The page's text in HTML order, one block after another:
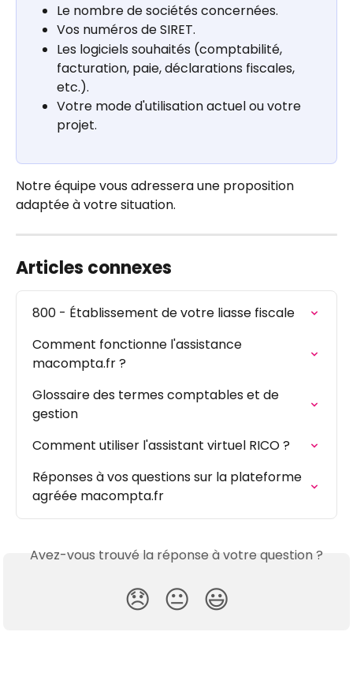
Le nombre de sociétés concernées.
Vos numéros de SIRET.
Les logiciels souhaités (comptabilité,
facturation, paie, déclarations fiscales,
etc.).
Votre mode d'utilisation actuel ou votre
projet.
Notre équipe vous adressera une proposition
adaptée à votre situation.
Articles connexes
800 - Établissement de votre liasse fiscale
Comment fonctionne l'assistance
macompta.fr ?
Glossaire des termes comptables et de
gestion
Comment utiliser l'assistant virtuel RICO ?
Réponses à vos questions sur la plateforme
agréée macompta.fr
Avez-vous trouvé la réponse à votre question ?
😞 😐 😃